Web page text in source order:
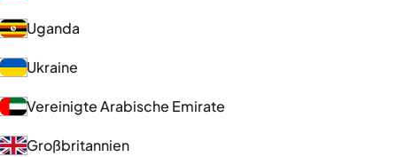
Uganda
Ukraine
Vereinigte Arabische Emirate
Großbritannien